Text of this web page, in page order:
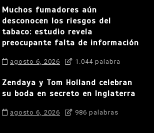
Muchos fumadores aún
desconocen los riesgos del
tabaco: estudio revela
preocupante falta de información
agosto 6, 2026 1.044 palabra
Zendaya y Tom Holland celebran
su boda en secreto en Inglaterra
agosto 6, 2026 986 palabras